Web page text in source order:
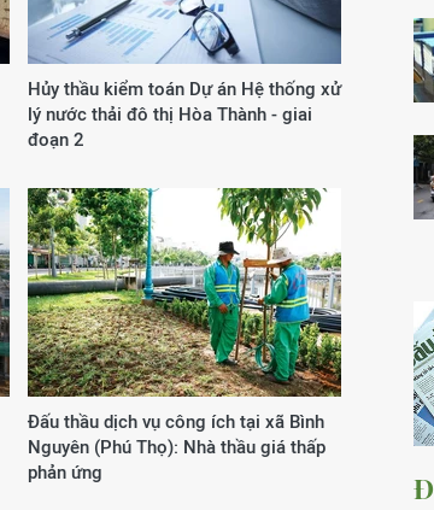
Hủy thầu kiểm toán Dự án Hệ thống xử
lý nước thải đô thị Hòa Thành - giai
đoạn 2
Đấu thầu dịch vụ công ích tại xã Bình
Nguyên (Phú Thọ): Nhà thầu giá thấp
phản ứng